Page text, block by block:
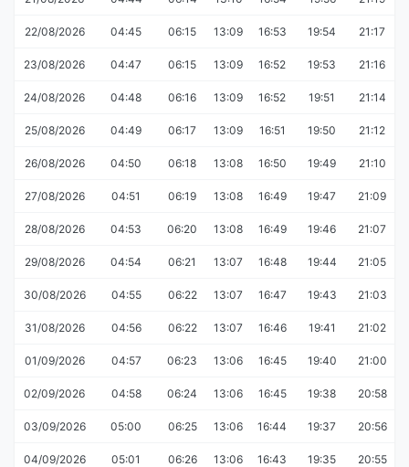
22/08/2026 04:45 06:15 13:09 16:53 19:54 21:17
23/08/2026 04:47 06:15 13:09 16:52 19:53 21:16
24/08/2026 04:48 06:16 13:09 16:52 19:51 21:14
25/08/2026 04:49 06:17 13:09 16:51 19:50 21:12
26/08/2026 04:50 06:18 13:08 16:50 19:49 21:10
27/08/2026 04:51 06:19 13:08 16:49 19:47 21:09
28/08/2026 04:53 06:20 13:08 16:49 19:46 21:07
29/08/2026 04:54 06:21 13:07 16:48 19:44 21:05
30/08/2026 04:55 06:22 13:07 16:47 19:43 21:03
31/08/2026 04:56 06:22 13:07 16:46 19:41 21:02
01/09/2026 04:57 06:23 13:06 16:45 19:40 21:00
02/09/2026 04:58 06:24 13:06 16:45 19:38 20:58
03/09/2026 05:00 06:25 13:06 16:44 19:37 20:56
04/09/2026 05:01 06:26 13:06 16:43 19:35 20:55